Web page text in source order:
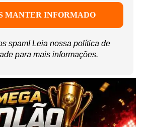
spam! Leia nossa política de
para mais informações.